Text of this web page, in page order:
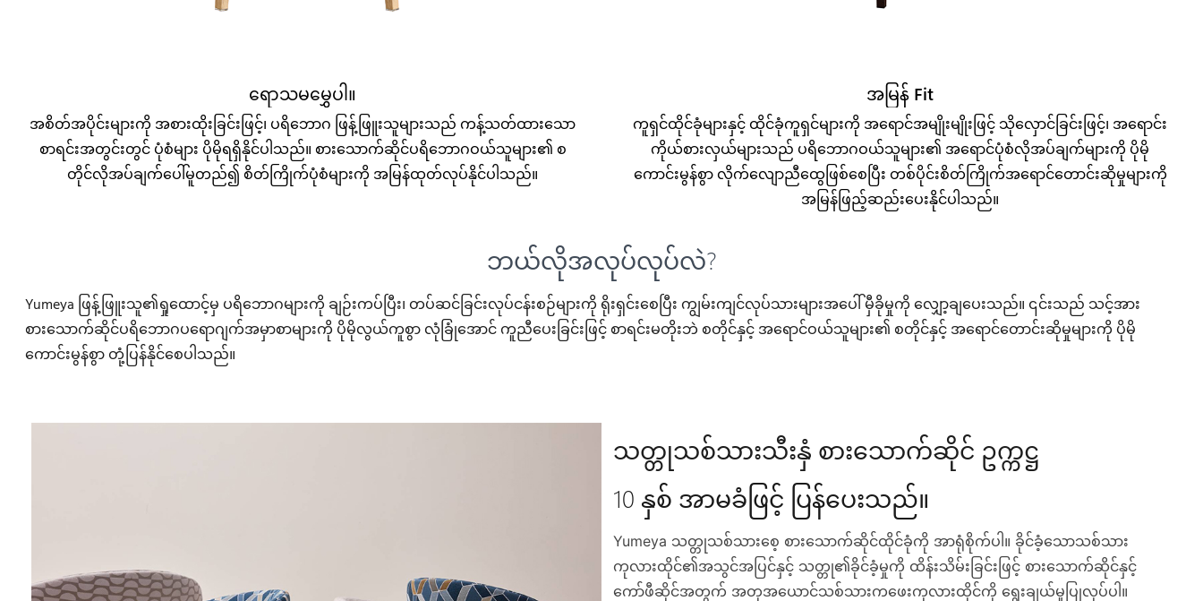
ရောသမမွှေပါ။
အစိတ်အပိုင်းများကို အစားထိုးခြင်းဖြင့်၊ ပရိဘောဂ ဖြန့်ဖြူးသူများသည် ကန့်သတ်ထားသော
စာရင်းအတွင်းတွင် ပုံစံများ ပိုမိုရရှိနိုင်ပါသည်။ စားသောက်ဆိုင်ပရိဘောဂဝယ်သူများ၏ စ
တိုင်လိုအပ်ချက်ပေါ်မူတည်၍ စိတ်ကြိုက်ပုံစံများကို အမြန်ထုတ်လုပ်နိုင်ပါသည်။
အမြန် Fit
ကူရှင်ထိုင်ခုံများနှင့် ထိုင်ခုံကူရှင်များကို အရောင်အမျိုးမျိုးဖြင့် သိုလှောင်ခြင်းဖြင့်၊ အရောင်း
ကိုယ်စားလှယ်များသည် ပရိဘောဂဝယ်သူများ၏ အရောင်ပုံစံလိုအပ်ချက်များကို ပိုမို
ကောင်းမွန်စွာ လိုက်လျောညီထွေဖြစ်စေပြီး တစ်ပိုင်းစိတ်ကြိုက်အရောင်တောင်းဆိုမှုများကို
အမြန်ဖြည့်ဆည်းပေးနိုင်ပါသည်။
ဘယ်လိုအလုပ်လုပ်လဲ?
Yumeya ဖြန့်ဖြူးသူ၏ရှုထောင့်မှ ပရိဘောဂများကို ချဉ်းကပ်ပြီး၊ တပ်ဆင်ခြင်းလုပ်ငန်းစဉ်များကို ရိုးရှင်းစေပြီး ကျွမ်းကျင်လုပ်သားများအပေါ် မှီခိုမှုကို လျှော့ချပေးသည်။ ၎င်းသည် သင့်အား
စားသောက်ဆိုင်ပရိဘောဂပရောဂျက်အမှာစာများကို ပိုမိုလွယ်ကူစွာ လုံခြုံအောင် ကူညီပေးခြင်းဖြင့် စာရင်းမတိုးဘဲ စတိုင်နှင့် အရောင်ဝယ်သူများ၏ စတိုင်နှင့် အရောင်တောင်းဆိုမှုများကို ပိုမို
ကောင်းမွန်စွာ တုံ့ပြန်နိုင်စေပါသည်။
သတ္တုသစ်သားသီးနှံ စားသောက်ဆိုင် ဥက္ကဋ္ဌ
10 နှစ် အာမခံဖြင့် ပြန်ပေးသည်။
Yumeya သတ္တုသစ်သားစေ့ စားသောက်ဆိုင်ထိုင်ခုံကို အာရုံစိုက်ပါ။ ခိုင်ခံ့သောသစ်သား
ကုလားထိုင်၏အသွင်အပြင်နှင့် သတ္တု၏ခိုင်ခံ့မှုကို ထိန်းသိမ်းခြင်းဖြင့် စားသောက်ဆိုင်နှင့်
ကော်ဖီဆိုင်အတွက် အတုအယောင်သစ်သားကဖေးကုလားထိုင်ကို ရွေးချယ်မှုပြုလုပ်ပါ။